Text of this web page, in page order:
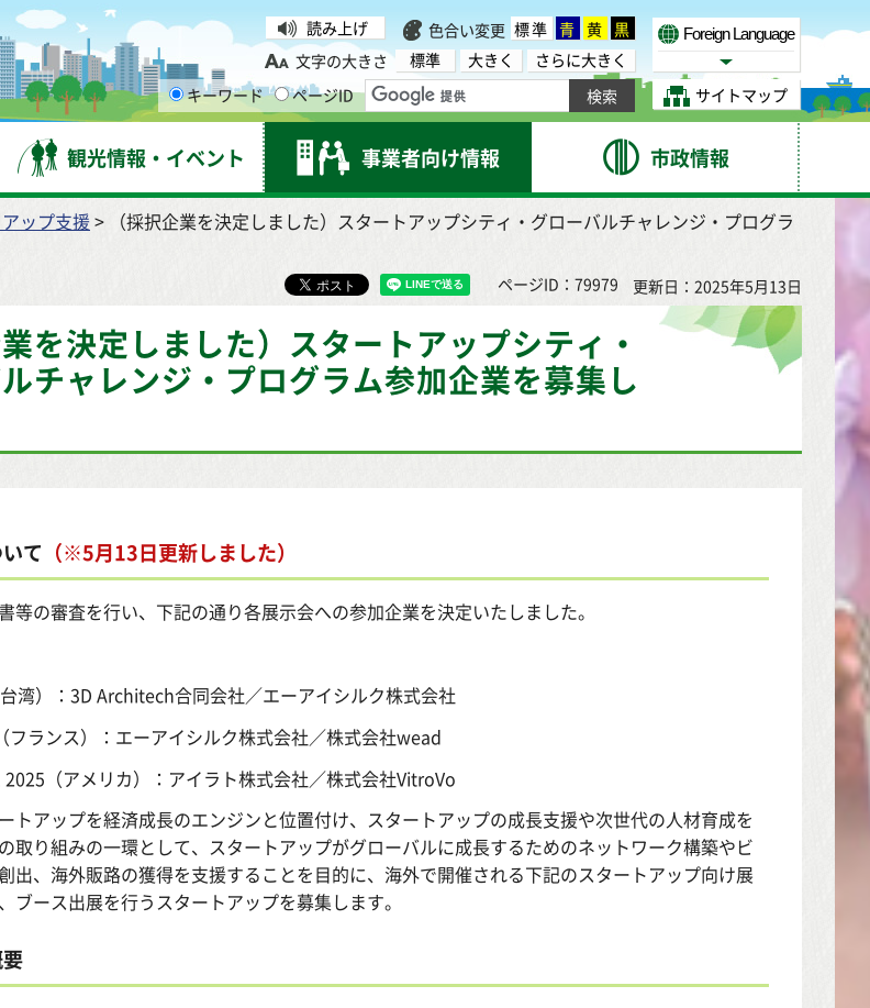
読み上げ 色合い変更 標準 青 黄 黒
文字の大きさ
標準 大きく
さらに大きく
キーワード
ページID
Foreign Language
Select Language
サイトマップ
観光情報・イベント 事業者向け情報 市政情報
ップ支援> （採択企業を決定しました）スタートアップシティ・グローバルチャレンジ・プログラ
ページID：79979 更新日：2025年5月13日
業を決定しました）スタートアップシティ・
チャレンジ・プログラム参加企業を募集し
て （※5月13日更新しました）
等の審査を行い、下記の通り各展示会への参加企業を決定いたしました。
湾）：3D Architech合同会社／エーアイシルク株式会社
ランス）：エーアイシルク株式会社／株式会社wead
（アメリカ）：アイラト株式会社／株式会社VitroVo
トアップを経済成長のエンジンと位置付け、スタートアップの成長支援や次世代の人材育成を
取り組みの一環として、スタートアップがグローバルに成長するためのネットワーク構築やビ
出、海外販路の獲得を支援することを目的に、海外で開催される下記のスタートアップ向け展
ブース出展を行うスタートアップを募集します。